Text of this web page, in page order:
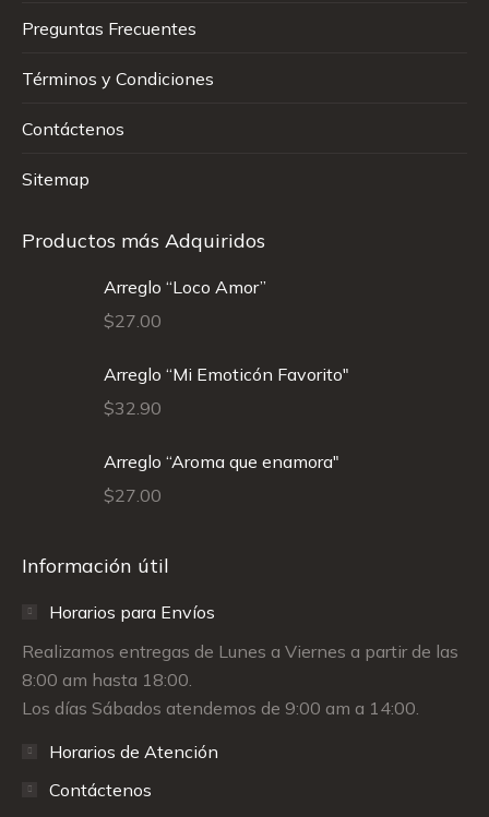
Preguntas Frecuentes
Términos y Condiciones
Contáctenos
Sitemap
Productos más Adquiridos
Arreglo “Loco Amor”
$27.00
Arreglo “Mi Emoticón Favorito"
$32.90
Arreglo “Aroma que enamora"
$27.00
Información útil
Horarios para Envíos
Realizamos entregas de Lunes a Viernes a partir de las
8:00 am hasta 18:00.
Los días Sábados atendemos de 9:00 am a 14:00.
Horarios de Atención
Contáctenos